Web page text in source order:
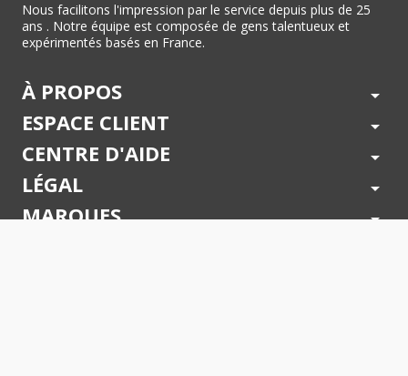
Nous facilitons l'impression par le service depuis plus de 25
ans . Notre équipe est composée de gens talentueux et
expérimentés basés en France.
À PROPOS arrow_drop_down
ESPACE CLIENT arrow_drop_down
CENTRE D'AIDE arrow_drop_down
LÉGAL arrow_drop_down
MARQUES arrow_drop_down